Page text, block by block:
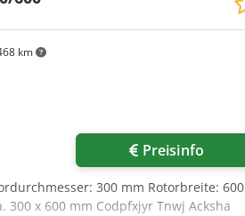
km
Preisinfo
300 mm Rotorbreite: 600
x 600 mm Codpfxjyr Tnwj Acksha